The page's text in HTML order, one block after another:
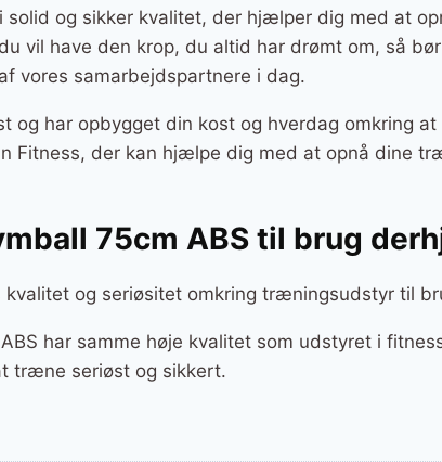
og sikker kvalitet, der hjælper dig med at
vil have den krop, du altid har drømt om, så bør
vores samarbejdspartnere i dag.
og har opbygget din kost og hverdag omkring at
Fitness, der kan hjælpe dig med at opnå dine
75cm ABS til brug
og seriøsitet omkring træningsudstyr til
ABS har samme høje kvalitet som udstyret i
træne seriøst og sikkert.